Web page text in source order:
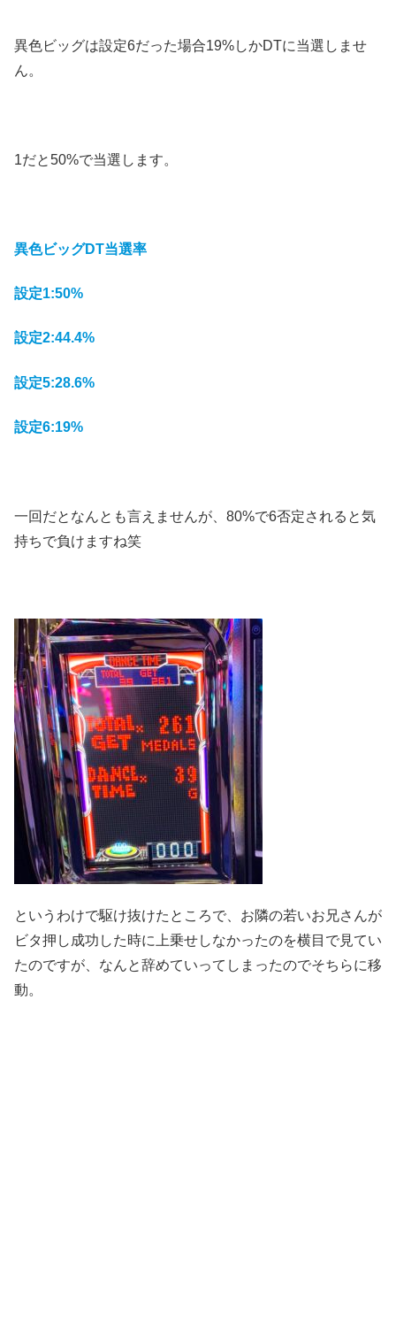
異色ビッグは設定6だった場合19%しかDTに当選しませ
ん。
1だと50%で当選します。
異色ビッグDT当選率
設定1:50%
設定2:44.4%
設定5:28.6%
設定6:19%
一回だとなんとも言えませんが、80%で6否定されると気
持ちで負けますね笑
というわけで駆け抜けたところで、お隣の若いお兄さんが
ビタ押し成功した時に上乗せしなかったのを横目で見てい
たのですが、なんと辞めていってしまったのでそちらに移
動。